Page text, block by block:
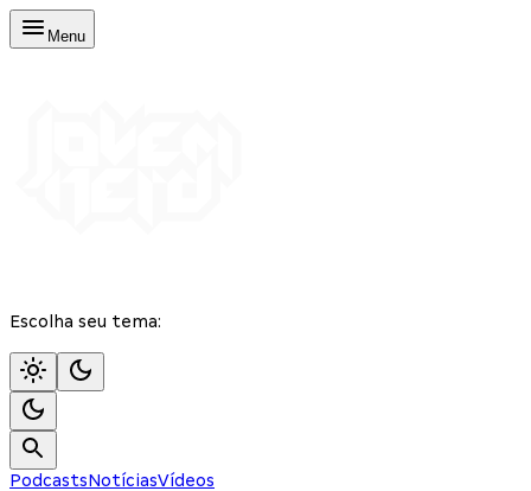
Menu
Escolha seu tema:
PodcastsNotíciasVídeos